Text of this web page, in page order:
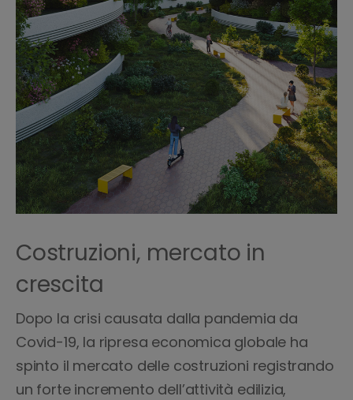
Costruzioni, mercato in
crescita
Dopo la crisi causata dalla pandemia da
Covid-19, la ripresa economica globale ha
spinto il mercato delle costruzioni registrando
un forte incremento dell’attività edilizia,